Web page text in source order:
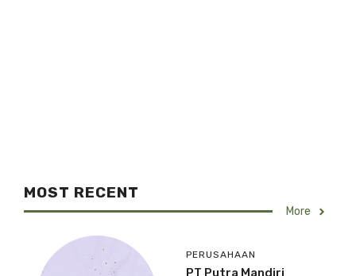
MOST RECENT
More
PERUSAHAAN
PT Putra Mandiri